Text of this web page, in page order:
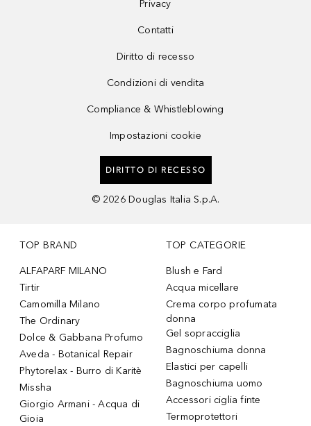
Privacy
Contatti
Diritto di recesso
Condizioni di vendita
Compliance & Whistleblowing
Impostazioni cookie
DIRITTO DI RECESSO
© 2026 Douglas Italia S.p.A.
TOP BRAND
ALFAPARF MILANO
Tirtir
Camomilla Milano
The Ordinary
Dolce & Gabbana Profumo
Aveda - Botanical Repair
Phytorelax - Burro di Karitè
Missha
Giorgio Armani - Acqua di
Gioia
TOP CATEGORIE
Blush e Fard
Acqua micellare
Crema corpo profumata
donna
Gel sopracciglia
Bagnoschiuma donna
Elastici per capelli
Bagnoschiuma uomo
Accessori ciglia finte
Termoprotettori